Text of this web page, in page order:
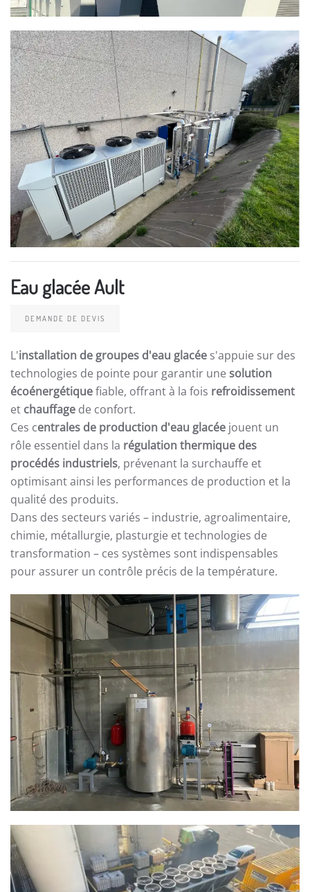
Eau glacée Ault
DEMANDE DE DEVIS
L'installation de groupes d'eau glacée s'appuie sur des
technologies de pointe pour garantir une solution
écoénergétiquefiable, offrant à la fois refroidissement
et chauffage de confort.
Ces centrales de production d'eau glacée jouent un
rôle essentiel dans la régulation thermique des
procédés industriels, prévenant la surchauffe et
optimisant ainsi les performances de production et la
qualité des produits.
Dans des secteurs variés – industrie, agroalimentaire,
chimie, métallurgie, plasturgie et technologies de
transformation – ces systèmes sont indispensables
pour assurer un contrôle précis de la température.